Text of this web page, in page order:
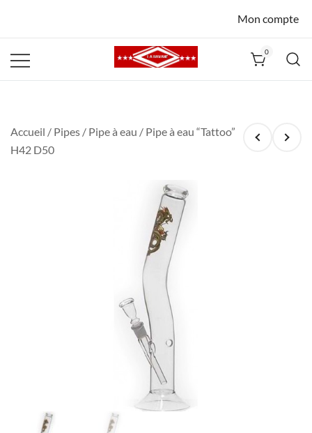
Mon compte
0
Accueil / Pipes / Pipe à eau / Pipe à eau “Tattoo”
H42 D50